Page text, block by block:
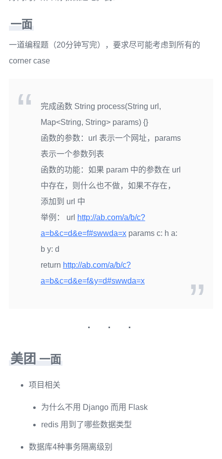
一面
一道编程题（20分钟写完），要求尽可能考虑到所有的
corner case
完成函数 String process(String url,
Map<String, String> params) {}
函数的参数：url 表示一个网址，params
表示一个参数列表
函数的功能：如果 param 中的参数在 url
中存在，则什么也不做，如果不存在，
添加到 url 中
举例： url http://ab.com/a/b/c?
a=b&c=d&e=f#swwda=xparams c: h a:
b y: d
return http://ab.com/a/b/c?
a=b&c=d&e=f&y=d#swwda=x
美团 一面
项目相关
为什么不用 Django 而用 Flask
redis 用到了哪些数据类型
数据库4种事务隔离级别